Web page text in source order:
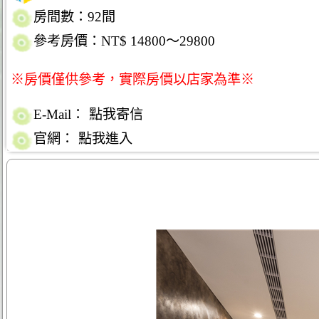
房間數：92間
參考房價：NT$ 14800～29800
※房價僅供參考，實際房價以店家為準※
E-Mail：
點我寄信
官網：
點我進入